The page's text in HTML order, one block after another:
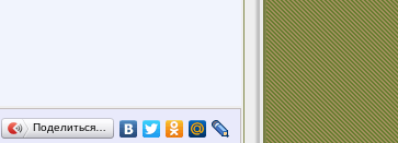
Поделиться…